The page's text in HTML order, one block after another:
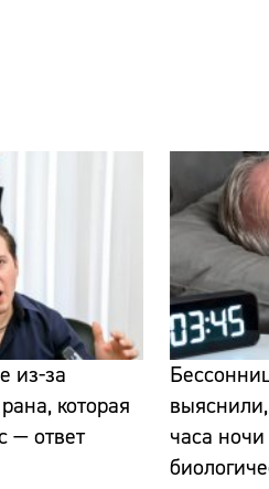
из-за
которая
— ответ
часа